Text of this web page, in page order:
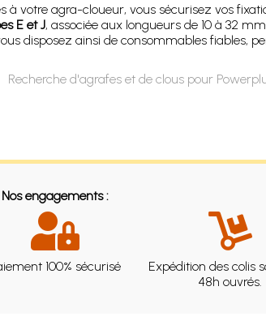
à votre agra-cloueur, vous sécurisez vos
E et J, associée aux longueurs de 10 à 32
disposez ainsi de consommables fiables,
Recherche d'agrafes et de clous pour
Nos engagements :
100% sécurisé
Expédition des colis
48h ouvrés.